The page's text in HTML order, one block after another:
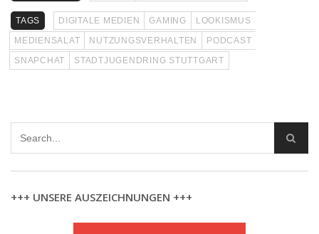
TAGS DIGITALE MEDIEN GAMING
LOOKISMUS
MEDIENSALAT
NUTZUNGSVERHALTEN
PODCAST
SNAPCHAT
STADTJUGENDRING STUTTGART
+++ UNSERE AUSZEICHNUNGEN +++